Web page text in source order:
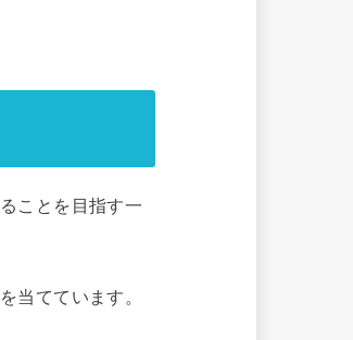
ことを目指す一
当てています。